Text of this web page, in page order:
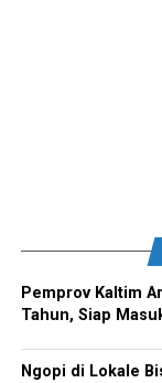
Pemprov Kaltim
Tahun, Siap
Ngopi di Lokale